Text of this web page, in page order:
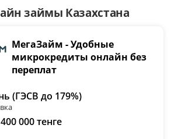
займы Казахстана
МегаЗайм - Удобные
микрокредиты онлайн без
переплат
(ГЭСВ до 179%)
000 тенге